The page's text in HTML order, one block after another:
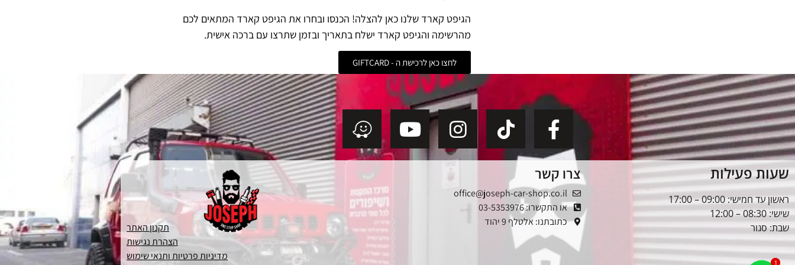
הגיפט קארד שלנו כאן להצלה! הכנסו ובחרו את הגיפט קארד המתאים לכם
מהרשימה והגיפט קארד ישלח בתאריך ובזמן שתרצו עם ברכה אישית.
לחצו כאן לרכישת ה - GIFTCARD
שעות פעילות
ראשון עד חמישי: 09:00 – 17:00
שישי: 08:30 – 12:00
שבת: סגור
צרו קשר
office@joseph-car-shop.co.il
או התקשרו: 03-5353976
כתובתנו: אלטלף 9 יהוד
תקנון האתר
הצהרת נגישות
מדיניות פרטיות ותנאי שימוש
11